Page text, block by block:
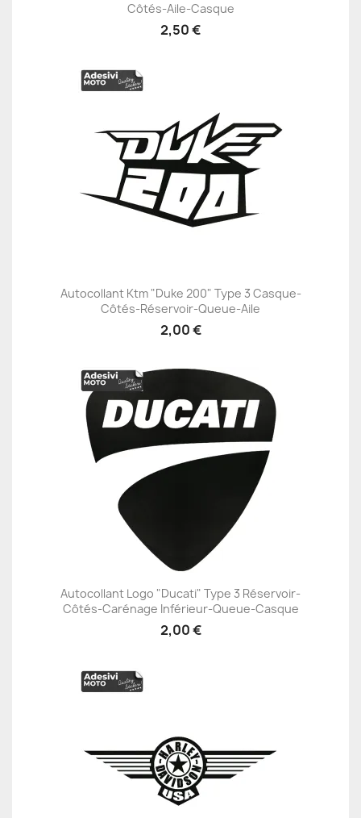
Côtés-Aile-Casque
2,50 €
Autocollant Ktm "Duke 200" Type 3 Casque-
Côtés-Réservoir-Queue-Aile
2,00 €
Autocollant Logo "Ducati" Type 3 Réservoir-
Côtés-Carénage Inférieur-Queue-Casque
2,00 €